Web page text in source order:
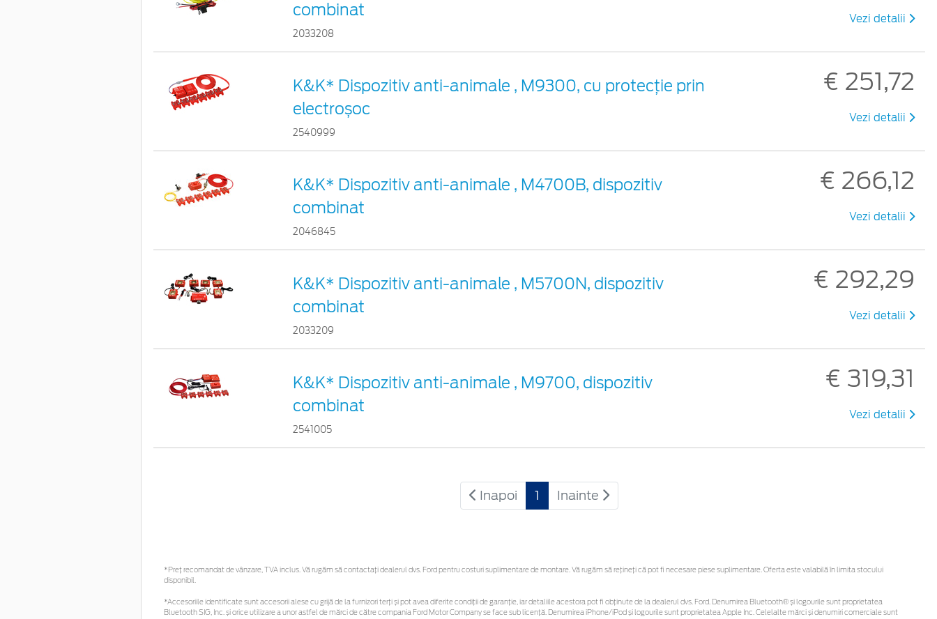
combinat
2033208
Vezi detalii
K&K* Dispozitiv anti-animale , M9300, cu protecție prin
electroșoc
2540999
€ 251,72
Vezi detalii
K&K* Dispozitiv anti-animale , M4700B, dispozitiv
combinat
2046845
€ 266,12
Vezi detalii
K&K* Dispozitiv anti-animale , M5700N, dispozitiv
combinat
2033209
€ 292,29
Vezi detalii
K&K* Dispozitiv anti-animale , M9700, dispozitiv
combinat
2541005
€ 319,31
Vezi detalii
Inapoi 1 Inainte
*Preţ recomandat de vânzare, TVA inclus. Vă rugăm să contactaţi dealerul dvs. Ford pentru costuri suplimentare de montare. Vă rugăm să rețineți că pot fi necesare piese suplimentare. Oferta este valabilă în limita stocului
disponibil.
*Accesoriile identificate sunt accesorii alese cu grijă de la furnizori terți și pot avea diferite condiții de garanție, iar detaliile acestora pot fi obținute de la dealerul dvs. Ford. Denumirea Bluetooth® și logourile sunt proprietatea
Bluetooth SIG, Inc. și orice utilizare a unor astfel de mărci de către compania Ford Motor Company se face sub licență. Denumirea iPhone/iPod și logourile sunt proprietatea Apple Inc. Celelalte mărci și denumiri comerciale sunt